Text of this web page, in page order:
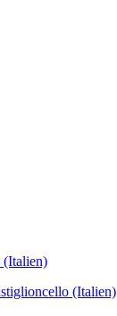
(Italien)